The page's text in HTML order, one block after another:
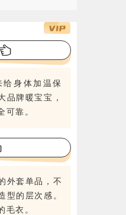
身体加温保
品牌暖宝宝，
可靠。
外套单品，不
型的层次感。
毛衣。